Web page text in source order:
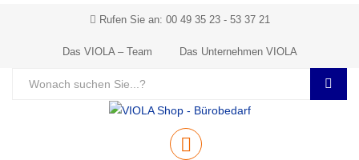
Rufen Sie an: 00 49 35 23 - 53 37 21
Das VIOLA – Team Das Unternehmen VIOLA